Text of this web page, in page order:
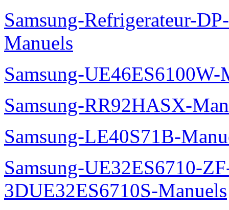
Samsung-Refrigerateur-
Manuels
Samsung-UE46ES6100W-
Samsung-RR92HASX-
Samsung-LE40S71B-
Samsung-UE32ES6710-
3DUE32ES6710S-Manuels